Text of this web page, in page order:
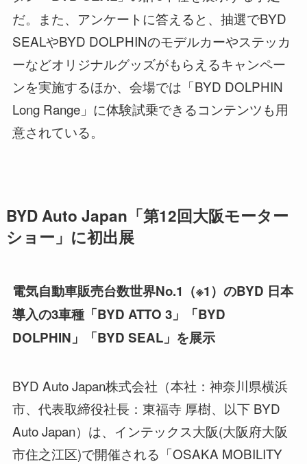
だ。また、アンケートに答えると、抽選でBYD
SEALやBYD DOLPHINのモデルカーやステッカ
ーなどオリジナルグッズがもらえるキャンペー
ンを実施するほか、会場では「BYD DOLPHIN
Long Range」に体験試乗できるコンテンツも用
意されている。
BYD Auto Japan「第12回大阪モーター
ショー」に初出展
電気自動車販売台数世界No.1（※1）のBYD 日本
導入の3車種「BYD ATTO 3」「BYD
DOLPHIN」「BYD SEAL」を展示
BYD Auto Japan株式会社（本社：神奈川県横浜
市、代表取締役社長：東福寺 厚樹、以下 BYD
Auto Japan）は、インテックス大阪(大阪府大阪
市住之江区)で開催される「OSAKA MOBILITY